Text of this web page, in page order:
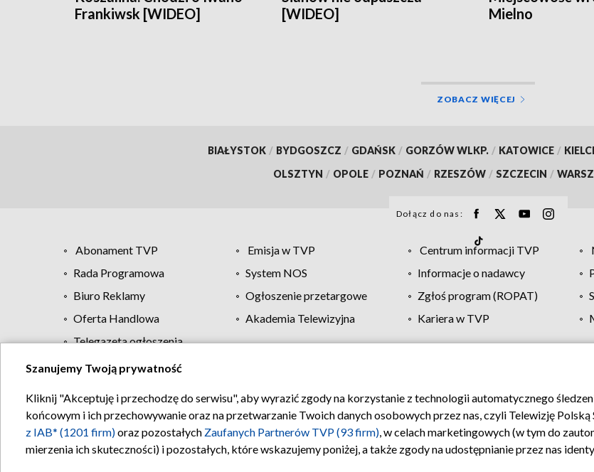
Frankiwsk [WIDEO]
[WIDEO]
Mielno
ZOBACZ WIĘCEJ
BIAŁYSTOK / BYDGOSZCZ / GDAŃSK / GORZÓW WLKP. / KATOWICE /
OLSZTYN / OPOLE / POZNAŃ / RZESZÓW / SZCZECIN /
Dołącz do nas:
Abonament TVP Emisja w TVP Centrum informacji TVP
Rada Programowa
System NOS Informacje o nadawcy
Biuro Reklamy
Ogłoszenie przetargowe Zgłoś program (ROPAT)
Oferta Handlowa
Akademia Telewizyjna Kariera w TVP
Telegazeta ogłoszenia
Regulamin TVP Polityka prywatności Moje zgody Pomoc
Szanujemy Twoją prywatność
Kliknij "Akceptuję i przechodzę do serwisu", aby wyrazić zgody na korzystanie z technologii automatycznego
końcowym i ich przechowywanie oraz na przetwarzanie Twoich danych osobowych przez nas, czyli Telewizję Polską
z IAB* (1201 firm)oraz pozostałych Zaufanych Partnerów TVP (93 firm), w celach marketingowych (w tym do
mierzenia ich skuteczności) i pozostałych, które wskazujemy poniżej, a także zgody na udostępnianie przez nas